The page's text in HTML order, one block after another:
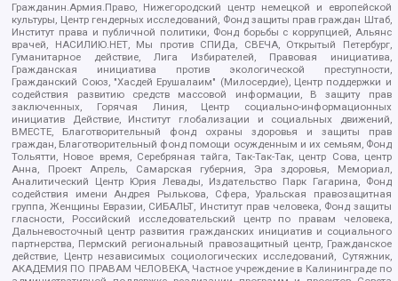
Гражданин.Армия.Право, Нижегородский центр немецкой и европейской
культуры, Центр гендерных исследований, Фонд защиты прав граждан Штаб,
Институт права и публичной политики, Фонд борьбы с коррупцией, Альянс
врачей, НАСИЛИЮ.НЕТ, Мы против СПИДа, СВЕЧА, Открытый Петербург,
Гуманитарное действие, Лига Избирателей, Правовая инициатива,
Гражданская инициатива против экологической преступности,
Гражданский Союз, "Хасдей Ерушалаим" (Милосердие), Центр поддержки и
содействия развитию средств массовой информации, В защиту прав
заключенных, Горячая Линия, Центр социально-информационных
инициатив Действие, Институт глобализации и социальных движений,
ВМЕСТЕ, Благотворительный фонд охраны здоровья и защиты прав
граждан, Благотворительный фонд помощи осужденным и их семьям, Фонд
Тольятти, Новое время, Серебряная тайга, Так-Так-Так, центр Сова, центр
Анна, Проект Апрель, Самарская губерния, Эра здоровья, Мемориал,
Аналитический Центр Юрия Левады, Издательство Парк Гагарина, Фонд
содействия имени Андрея Рылькова, Сфера, Уральская правозащитная
группа, Женщины Евразии, СИБАЛЬТ, Институт прав человека, Фонд защиты
гласности, Российский исследовательский центр по правам человека,
Дальневосточный центр развития гражданских инициатив и социального
партнерства, Пермский региональный правозащитный центр, Гражданское
действие, Центр независимых социологических исследований, Сутяжник,
АКАДЕМИЯ ПО ПРАВАМ ЧЕЛОВЕКА, Частное учреждение в Калининграде по